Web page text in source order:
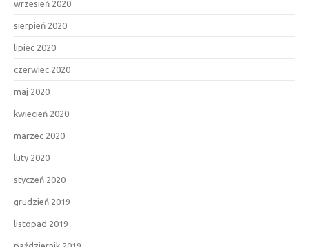
wrzesień 2020
sierpień 2020
lipiec 2020
czerwiec 2020
maj 2020
kwiecień 2020
marzec 2020
luty 2020
styczeń 2020
grudzień 2019
listopad 2019